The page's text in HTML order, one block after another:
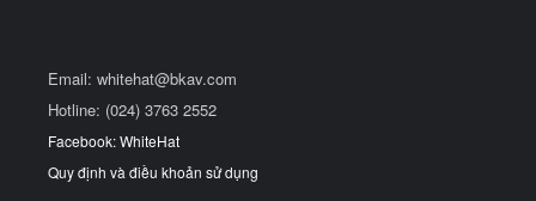
Email: whitehat@bkav.com
Hotline: (024) 3763 2552
Facebook: WhiteHat
Quy định và điều khoản sử dụng